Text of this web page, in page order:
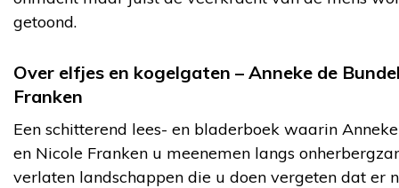
getoond.
Over elfjes en kogelgaten – Anneke de
Franken
Een schitterend lees- en bladerboek waarin
en Nicole Franken u meenemen langs
verlaten landschappen die u doen vergeten dat er